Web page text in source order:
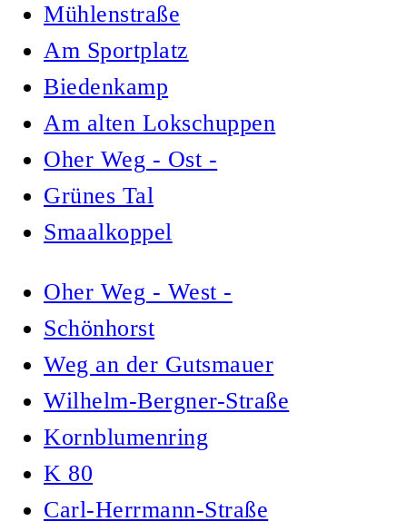
Mühlenstraße
Am Sportplatz
Biedenkamp
Am alten Lokschuppen
Oher Weg - Ost -
Grünes Tal
Smaalkoppel
Oher Weg - West -
Schönhorst
Weg an der Gutsmauer
Wilhelm-Bergner-Straße
Kornblumenring
K 80
Carl-Herrmann-Straße